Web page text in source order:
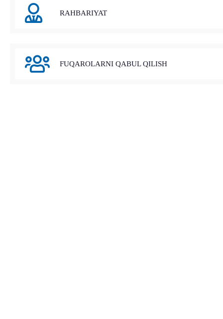
RAHBARIYAT
FUQAROLARNI QABUL QILISH